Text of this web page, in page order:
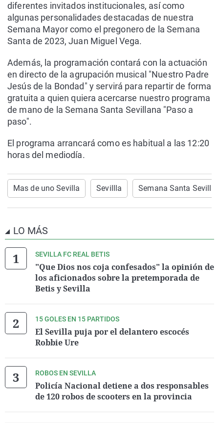
diferentes invitados institucionales, así como
algunas personalidades destacadas de nuestra
Semana Mayor como el pregonero de la Semana
Santa de 2023, Juan Miguel Vega.
Además, la programación contará con la actuación
en directo de la agrupación musical "Nuestro Padre
Jesús de la Bondad" y servirá para repartir de forma
gratuita a quien quiera acercarse nuestro programa
de mano de la Semana Santa Sevillana "Paso a
paso".
El programa arrancará como es habitual a las 12:20
horas del mediodía.
Mas de uno Sevilla Sevillla Semana Santa Sevilla
LO MÁS
SEVILLA FC REAL BETIS
"Que Dios nos coja confesados" la opinión de
los aficionados sobre la pretemporada de
Betis y Sevilla
15 GOLES EN 15 PARTIDOS
El Sevilla puja por el delantero escocés
Robbie Ure
ROBOS EN SEVILLA
Policía Nacional detiene a dos responsables
de 120 robos de scooters en la provincia